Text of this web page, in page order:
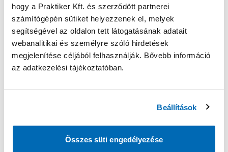
hogy a Praktiker Kft. és szerződött partnerei
számítógépén sütiket helyezzenek el, melyek
segítségével az oldalon tett látogatásának adatait
webanalitikai és személyre szóló hirdetések
megjelenítése céljából felhasználják. Bővebb információ
az adatkezelési tájékoztatóban.
Beállítások
Összes süti engedélyezése